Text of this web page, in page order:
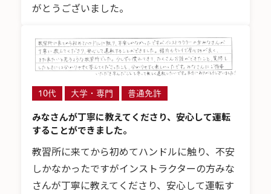
がとうございました。
10代 大学・専門 普通免許
みなさんが丁寧に教えてくださり、安心して運転
することができました。
教習所に来てから初めてハンドルに触り、不安
しかなかったですがインストラクターの方みな
さんが丁寧に教えてくださり、安心して運転す